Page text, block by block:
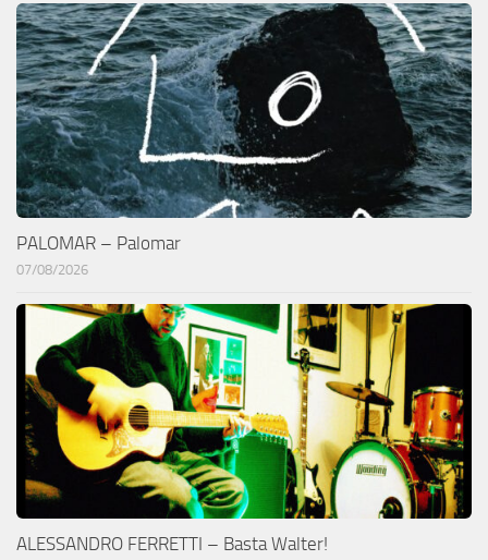
PALOMAR – Palomar
07/08/2026
ALESSANDRO FERRETTI – Basta Walter!